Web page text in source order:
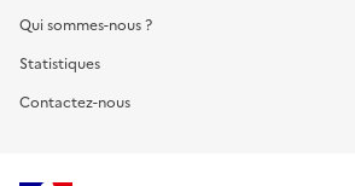
Qui sommes-nous ?
Statistiques
Contactez-nous